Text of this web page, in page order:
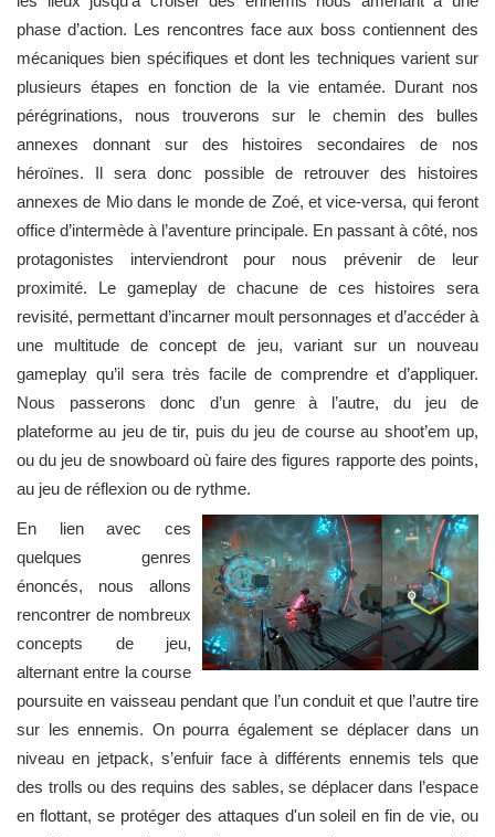
phase d’action. Les rencontres face aux boss contiennent des
mécaniques bien spécifiques et dont les techniques varient sur
plusieurs étapes en fonction de la vie entamée. Durant nos
pérégrinations, nous trouverons sur le chemin des bulles
annexes donnant sur des histoires secondaires de nos
héroïnes. Il sera donc possible de retrouver des histoires
annexes de Mio dans le monde de Zoé, et vice-versa, qui feront
office d’intermède à l’aventure principale. En passant à côté, nos
protagonistes interviendront pour nous prévenir de leur
proximité. Le gameplay de chacune de ces histoires sera
revisité, permettant d’incarner moult personnages et d’accéder à
une multitude de concept de jeu, variant sur un nouveau
gameplay qu’il sera très facile de comprendre et d’appliquer.
Nous passerons donc d’un genre à l’autre, du jeu de
plateforme au jeu de tir, puis du jeu de course au shoot’em up,
ou du jeu de snowboard où faire des figures rapporte des points,
au jeu de réflexion ou de rythme.
En lien avec ces
quelques genres
énoncés, nous allons
rencontrer de nombreux
concepts de jeu,
alternant entre la course
poursuite en vaisseau pendant que l’un conduit et que l’autre tire
sur les ennemis. On pourra également se déplacer dans un
niveau en jetpack, s’enfuir face à différents ennemis tels que
des trolls ou des requins des sables, se déplacer dans l’espace
en flottant, se protéger des attaques d'un soleil en fin de vie, ou